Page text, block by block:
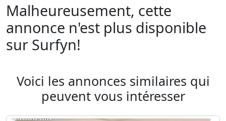
Malheureusement, cette
annonce n'est plus disponible
sur Surfyn!
Voici les annonces similaires qui
peuvent vous intéresser